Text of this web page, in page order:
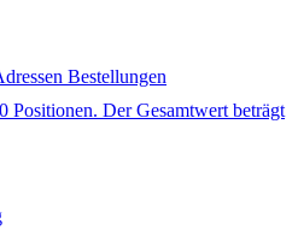
Bestellungen
Positionen. Der Gesamtwert beträgt